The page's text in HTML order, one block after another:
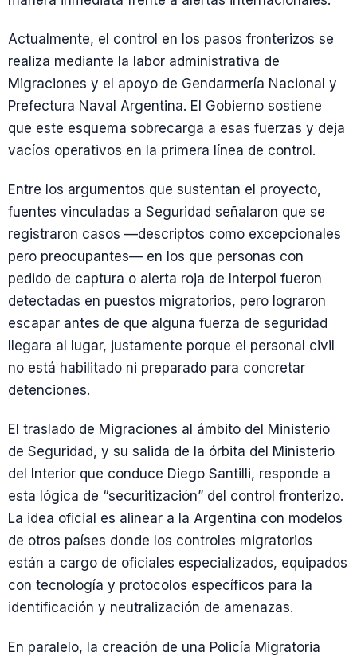
Actualmente, el control en los pasos fronterizos se
realiza mediante la labor administrativa de
Migraciones y el apoyo de Gendarmería Nacional y
Prefectura Naval Argentina. El Gobierno sostiene
que este esquema sobrecarga a esas fuerzas y deja
vacíos operativos en la primera línea de control.
Entre los argumentos que sustentan el proyecto,
fuentes vinculadas a Seguridad señalaron que se
registraron casos —descriptos como excepcionales
pero preocupantes— en los que personas con
pedido de captura o alerta roja de Interpol fueron
detectadas en puestos migratorios, pero lograron
escapar antes de que alguna fuerza de seguridad
llegara al lugar, justamente porque el personal civil
no está habilitado ni preparado para concretar
detenciones.
El traslado de Migraciones al ámbito del Ministerio
de Seguridad, y su salida de la órbita del Ministerio
del Interior que conduce Diego Santilli, responde a
esta lógica de “securitización” del control fronterizo.
La idea oficial es alinear a la Argentina con modelos
de otros países donde los controles migratorios
están a cargo de oficiales especializados, equipados
con tecnología y protocolos específicos para la
identificación y neutralización de amenazas.
En paralelo, la creación de una Policía Migratoria